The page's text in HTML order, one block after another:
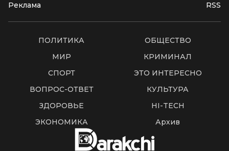
Реклама RSS
ПОЛИТИКА
ОБЩЕСТВО
МИР
КРИМИНАЛ
СПОРТ
ЭТО ИНТЕРЕСНО
ВОПРОС-ОТВЕТ
КУЛЬТУРА
ЗДОРОВЬЕ
HI-TECH
ЭКОНОМИКА
Архив